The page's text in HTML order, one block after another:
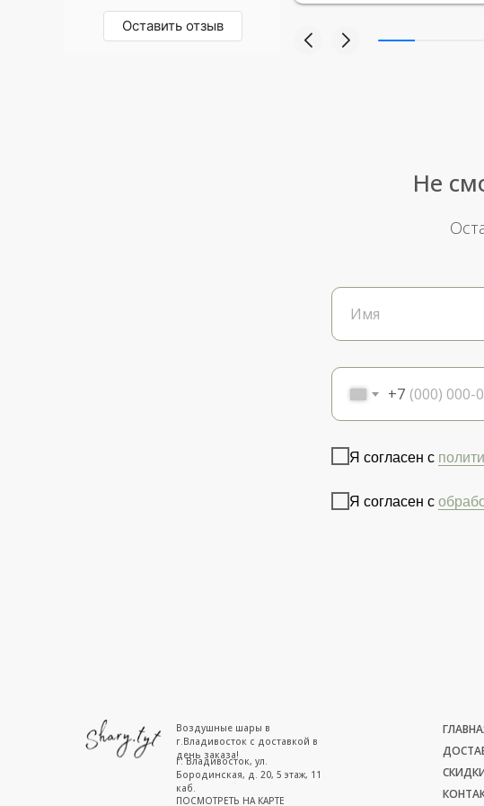
Оставить отзыв
+7
Я согласен с
Я согласен с
Не
г. Владивосток, ул.
Бородинская, д. 20, 5 этаж, 11
каб.
ПОСМОТРЕТЬ НА КАРТЕ
Воздушные шары в
г.Владивосток с доставкой в
день заказа!